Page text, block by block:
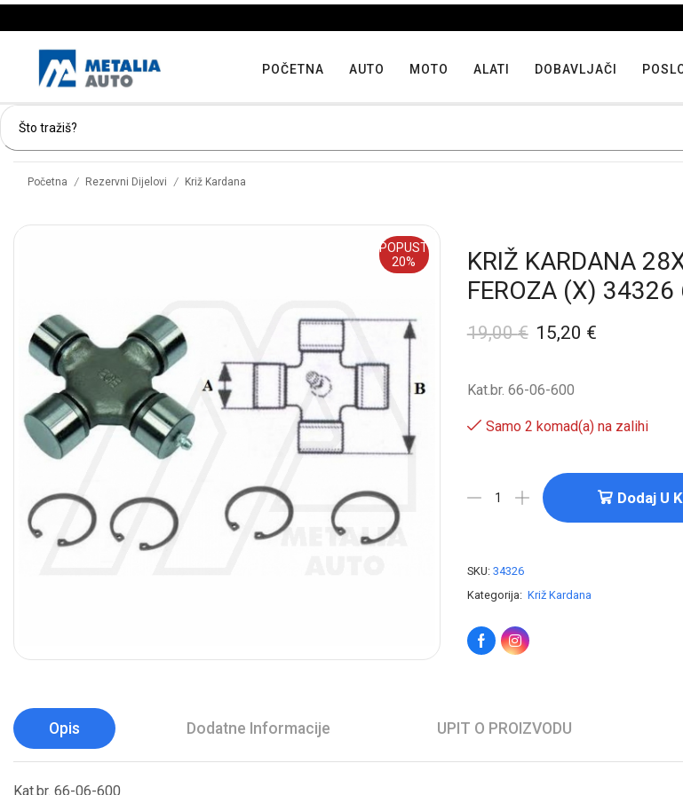
Iskoristite maksimalne popuste
POČETNA AUTO MOTO ALATI DOBAVLJAČI
Početna / Rezervni Dijelovi / Križ Kardana
POPUST
20%
KRIŽ KARDANA
FEROZA (X) 34326
19,00€ 15,20 €
Kat.br. 66-06-600
Samo 2 komad(a) na zalihi
Dodaj U
SKU: 34326
Kategorija: Križ Kardana
Opis Dodatne Informacije UPIT O PROIZVODU
Kat.br. 66-06-600